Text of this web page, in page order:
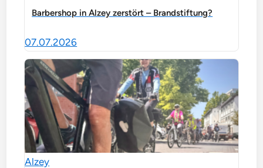
Barbershop in Alzey zerstört – Brandstiftung?
07.07.2026
Alzey